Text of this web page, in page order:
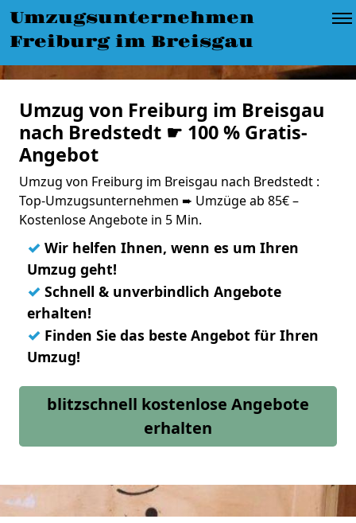
Umzugsunternehmen
Freiburg im Breisgau
Umzug von Freiburg im Breisgau
nach Bredstedt ☛ 100 % Gratis-
Angebot
Umzug von Freiburg im Breisgau nach Bredstedt :
Top-Umzugsunternehmen ➨ Umzüge ab 85€ –
Kostenlose Angebote in 5 Min.
✓ Wir helfen Ihnen, wenn es um Ihren
Umzug geht!
✓ Schnell & unverbindlich Angebote
erhalten!
✓ Finden Sie das beste Angebot für Ihren
Umzug!
blitzschnell kostenlose Angebote
erhalten